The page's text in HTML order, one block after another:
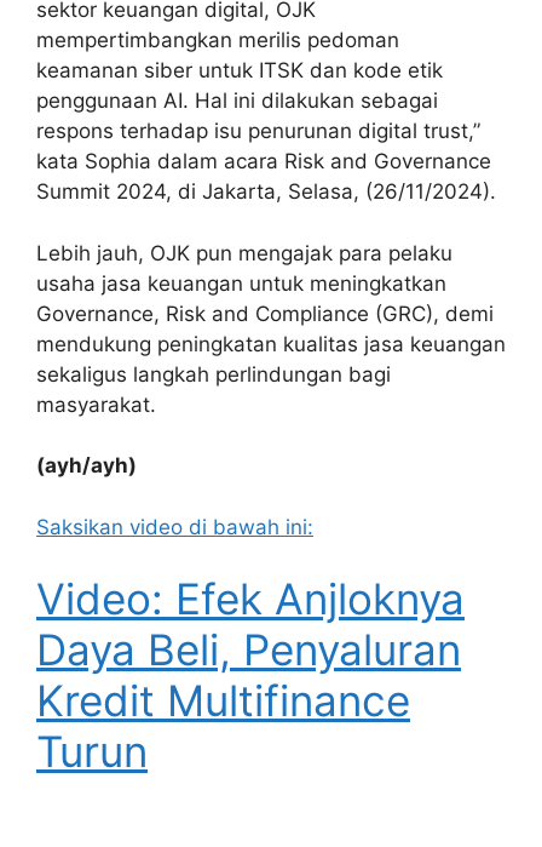
sektor keuangan digital, OJK
mempertimbangkan merilis pedoman
keamanan siber untuk ITSK dan kode etik
penggunaan AI. Hal ini dilakukan sebagai
respons terhadap isu penurunan digital trust,”
kata Sophia dalam acara Risk and Governance
Summit 2024, di Jakarta, Selasa, (26/11/2024).
Lebih jauh, OJK pun mengajak para pelaku
usaha jasa keuangan untuk meningkatkan
Governance, Risk and Compliance (GRC), demi
mendukung peningkatan kualitas jasa keuangan
sekaligus langkah perlindungan bagi
masyarakat.
(ayh/ayh)
Saksikan video di bawah ini:
Video: Efek Anjloknya
Daya Beli, Penyaluran
Kredit Multifinance
Turun